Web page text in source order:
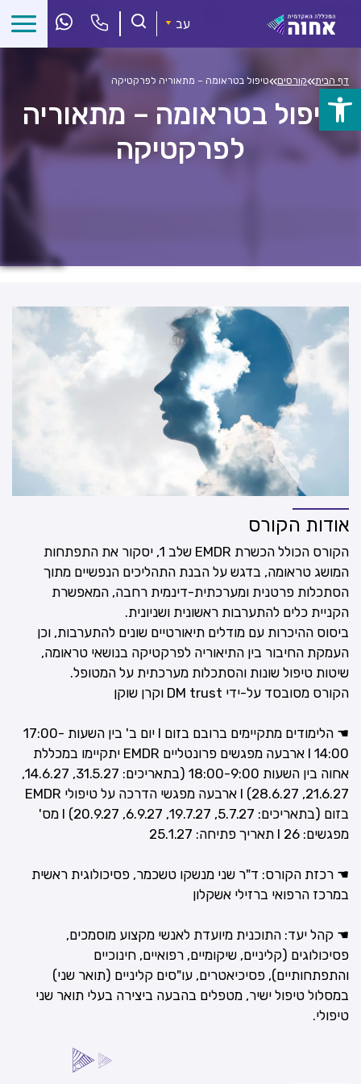
פתח
סרגל
התוכן
עב
דף הבית»קורסים»טיפול בטראומה – מתאוריה לפרקטיקה
טיפול בטראומה – מתאוריה
לפרקטיקה
אודות הקורס
הקורס הכולל הכשרת EMDR שלב 1, יסקור את התפתחות
המושג טראומה, בדגש על הבנת התהליכים הנפשיים מתוך
הסתכלות פרטנית ומערכתית-דינמית רחבה, המאפשרת
הקניית כלים להתערבות ראשונית ושניונית.
ביסוס ההיכרות עם מודלים תיאורטיים שונים להתערבות, וכן
העמקת החיבור בין התיאוריה לפרקטיקה בנושאי טראומה,
שיטות טיפול שונות והסתכלות מערכתית על המטופל.
הקורס מסובסד על-ידי DM trust וקרן שוקן
☚ הלימודים מתקיימים ברובם בזום I יום ב' בין השעות 17:00-
14:00 I ארבעה מפגשים פרונטליים EMDR יתקיימו במכללת
אחוה בין השעות 18:00-9:00 (בתאריכים: 31.5.27, 14.6.27,
21.6.27, 28.6.27) I ארבעה מפגשי הדרכה על טיפולי EMDR
בזום (בתאריכים: 5.7.27, 19.7.27, 6.9.27, 20.9.27) I מס'
מפגשים: 26 I תאריך פתיחה: 25.1.27
☚ רכזת הקורס: ד"ר שני מנשקו טשכמר, פסיכולוגית ראשית
במרכז הרפואי ברזילי אשקלון
☚ קהל יעד: התוכנית מיועדת לאנשי מקצוע מוסמכים,
פסיכולוגים (קליניים, שיקומיים, רפואיים, חינוכיים
והתפתחותיים), פסיכיאטרים, עו"סים קליניים (תואר שני)
במסלול טיפול ישיר, מטפלים בהבעה ביצירה בעלי תואר שני
טיפולי.